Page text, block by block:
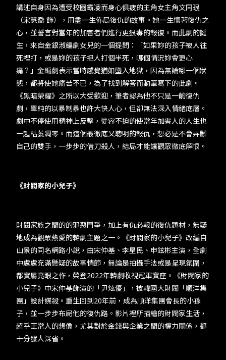
講述自身因為遭受校園霸凌而身心俱疲的主角女主角文同珢
（宋慧喬 飾），用盡一生佈局復仇的故事。她一生懷著復仇之
心，並誓言對當年的加害者們進行更狠毒的報復。而此劇的誕
生，來自金銀淑編劇女兒的一個提問：「如果妳的孩子被人往
死裡打，或是妳的孩子把人打個半死，哪個情況妳會更心
痛？」金編劇表示當時感覺猶如墮入地獄，因為無論哪一個狀
態，都將使她痛苦不已，為了找到解答而動筆寫下的此劇。
《黑暗榮耀》之所以大受歡迎，筆者認為他不只是一齣復仇
劇，單純的以暴制暴也許大快人心，但卻無法深入情緒底層。
劇中不停使用精神上反擊，從容不迫的使當年加害人的人生也
一起枯萎凋零。而這個最徹底又聰明的報仇，想必是不會弄髒
自己的雙手，一步步的借刀殺人，結局才能讓觀眾徹底解恨。
《財閥家的小兒子》
財閥家族之間的的邪惡鬥爭，加上有仇必報的復仇題材，無疑
地成為觀眾熱愛的韓劇主題之一。《財閥家的小兒子》改編自
山景的同名網路小說，由宋仲基、李星民、申鉉彬主演，全劇
中處處充滿懸疑的故事情節，無論是拍攝手法或是呈現氛圍，
都實屬亮眼之作，榮登2022年韓劇收視冠軍寶座。《財閥家的
小兒子》中宋仲基飾演的「尹炫優」，被韓國大財閥「順洋集
團」設計謀殺。重生回到20年前，成為順洋集團會長的小孫
子，並一步步布局他的復仇路。影片裡所描繪的財閥家生活，
超乎正常人的想像，尤其對於金錢與企業之間的權力關係，都
十分發人深省。